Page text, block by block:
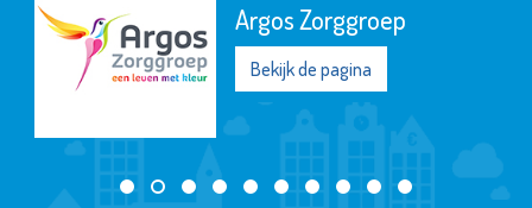
Argos Zorggroep
Bekijk de pagina